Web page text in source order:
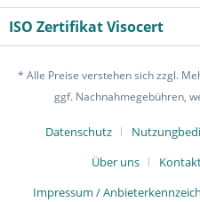
ISO Zertifikat Visocert
* Alle Preise verstehen sich zzgl.
ggf. Nachnahmegebühren,
Datenschutz
Über uns
Impressum /